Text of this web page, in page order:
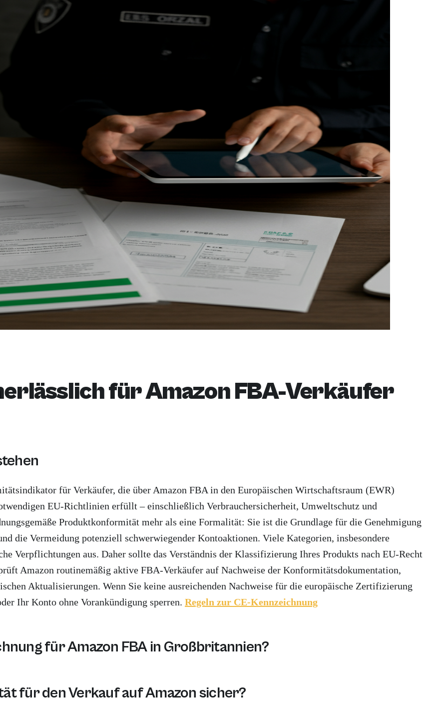
für Amazon FBA-Verkäufer
für Verkäufer, die über Amazon FBA in den Europäischen Wirtschaftsraum (EWR)
EU-Richtlinien erfüllt – einschließlich Verbrauchersicherheit, Umweltschutz und
Produktkonformität mehr als eine Formalität: Sie ist die Grundlage für die Genehmigung
die Vermeidung potenziell schwerwiegender Kontoaktionen. Viele Kategorien, insbesondere
Verpflichtungen aus. Daher sollte das Verständnis der Klassifizierung Ihres Produkts nach EU-Recht
Amazon routinemäßig aktive FBA-Verkäufer auf Nachweise der Konformitätsdokumentation,
Aktualisierungen. Wenn Sie keine ausreichenden Nachweise für die europäische Zertifizierung
Ihr Konto ohne Vorankündigung sperren. Regeln zur CE-Kennzeichnung
für Amazon FBA in Großbritannien?
für den Verkauf auf Amazon sicher?